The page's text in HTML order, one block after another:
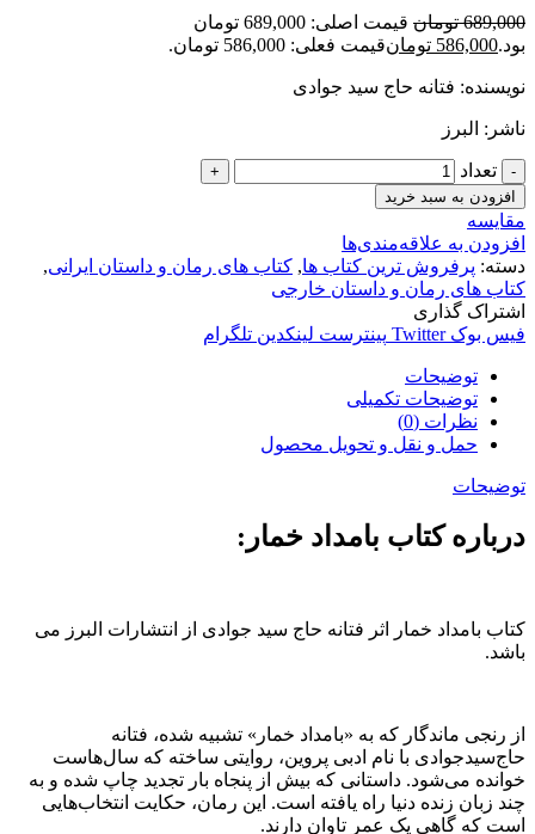
689,000 تومان
قیمت اصلی: 689,000 تومان
بود.586,000 تومانقیمت فعلی: 586,000 تومان.
نویسنده: فتانه حاج سید جوادی
ناشر: البرز
تعداد
افزودن به سبد خرید
مقایسه
افزودن به علاقه‌مندی‌ها
دسته: پرفروش ترین کتاب ها, کتاب های رمان و داستان ایرانی,
کتاب های رمان و داستان خارجی
اشتراک گذاری
فیس بوک Twitter پینترست لینکدین تلگرام
توضیحات
توضیحات تکمیلی
نظرات (0)
حمل و نقل و تحویل محصول
توضیحات
درباره کتاب بامداد خمار:
کتاب بامداد خمار اثر فتانه حاج سید جوادی از انتشارات البرز می
باشد.
از رنجی ماندگار که به «بامداد خمار» تشبیه شده، فتانه
حاج‌سیدجوادی با نام ادبی پروین، روایتی ساخته که سال‌هاست
خوانده می‌شود. داستانی که بیش از پنجاه بار تجدید چاپ شده و به
چند زبان زنده دنیا راه یافته است. این رمان، حکایت انتخاب‌هایی
است که گاهی یک عمر تاوان دارند.